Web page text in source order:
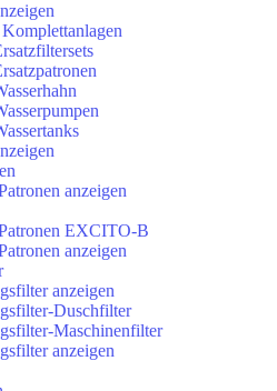
anzeigen
EXCITO-B
anzeigen
anzeigen
Duschfilter
Maschinenfilter
anzeigen